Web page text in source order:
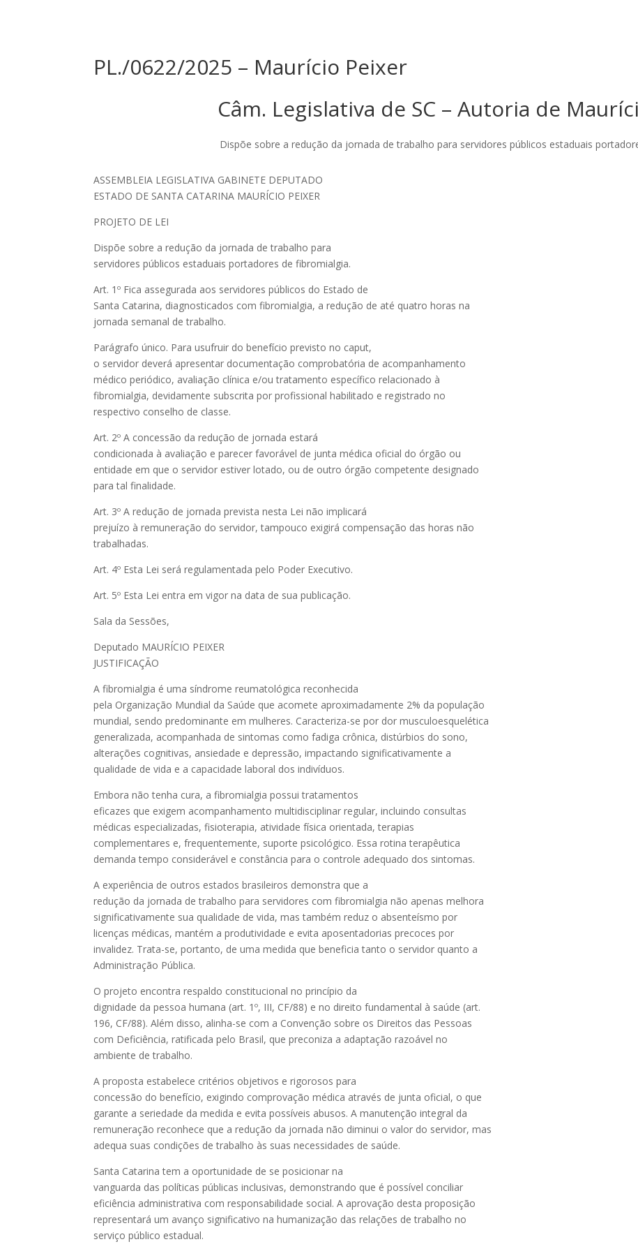
PL./0622/2025 – Maurício Peixer
Câm. Legislativa de SC – Autoria de
Dispõe sobre a redução da jornada de trabalho para servidores públicos estaduais
ASSEMBLEIA LEGISLATIVA GABINETE DEPUTADO
ESTADO DE SANTA CATARINA MAURÍCIO PEIXER
PROJETO DE LEI
Dispõe sobre a redução da jornada de trabalho para
servidores públicos estaduais portadores de fibromialgia.
Art. 1º Fica assegurada aos servidores públicos do Estado de
Santa Catarina, diagnosticados com fibromialgia, a redução de até quatro horas na
jornada semanal de trabalho.
Parágrafo único. Para usufruir do benefício previsto no caput,
o servidor deverá apresentar documentação comprobatória de acompanhamento
médico periódico, avaliação clínica e/ou tratamento específico relacionado à
fibromialgia, devidamente subscrita por profissional habilitado e registrado no
respectivo conselho de classe.
Art. 2º A concessão da redução de jornada estará
condicionada à avaliação e parecer favorável de junta médica oficial do órgão ou
entidade em que o servidor estiver lotado, ou de outro órgão competente designado
para tal finalidade.
Art. 3º A redução de jornada prevista nesta Lei não implicará
prejuízo à remuneração do servidor, tampouco exigirá compensação das horas não
trabalhadas.
Art. 4º Esta Lei será regulamentada pelo Poder Executivo.
Art. 5º Esta Lei entra em vigor na data de sua publicação.
Sala da Sessões,
Deputado MAURÍCIO PEIXER
JUSTIFICAÇÃO
A fibromialgia é uma síndrome reumatológica reconhecida
pela Organização Mundial da Saúde que acomete aproximadamente 2% da população
mundial, sendo predominante em mulheres. Caracteriza-se por dor musculoesquelética
generalizada, acompanhada de sintomas como fadiga crônica, distúrbios do sono,
alterações cognitivas, ansiedade e depressão, impactando significativamente a
qualidade de vida e a capacidade laboral dos indivíduos.
Embora não tenha cura, a fibromialgia possui tratamentos
eficazes que exigem acompanhamento multidisciplinar regular, incluindo consultas
médicas especializadas, fisioterapia, atividade física orientada, terapias
complementares e, frequentemente, suporte psicológico. Essa rotina terapêutica
demanda tempo considerável e constância para o controle adequado dos sintomas.
A experiência de outros estados brasileiros demonstra que a
redução da jornada de trabalho para servidores com fibromialgia não apenas melhora
significativamente sua qualidade de vida, mas também reduz o absenteísmo por
licenças médicas, mantém a produtividade e evita aposentadorias precoces por
invalidez. Trata-se, portanto, de uma medida que beneficia tanto o servidor quanto a
Administração Pública.
O projeto encontra respaldo constitucional no princípio da
dignidade da pessoa humana (art. 1º, III, CF/88) e no direito fundamental à saúde (art.
196, CF/88). Além disso, alinha-se com a Convenção sobre os Direitos das Pessoas
com Deficiência, ratificada pelo Brasil, que preconiza a adaptação razoável no
ambiente de trabalho.
A proposta estabelece critérios objetivos e rigorosos para
concessão do benefício, exigindo comprovação médica através de junta oficial, o que
garante a seriedade da medida e evita possíveis abusos. A manutenção integral da
remuneração reconhece que a redução da jornada não diminui o valor do servidor, mas
adequa suas condições de trabalho às suas necessidades de saúde.
Santa Catarina tem a oportunidade de se posicionar na
vanguarda das políticas públicas inclusivas, demonstrando que é possível conciliar
eficiência administrativa com responsabilidade social. A aprovação desta proposição
representará um avanço significativo na humanização das relações de trabalho no
serviço público estadual.